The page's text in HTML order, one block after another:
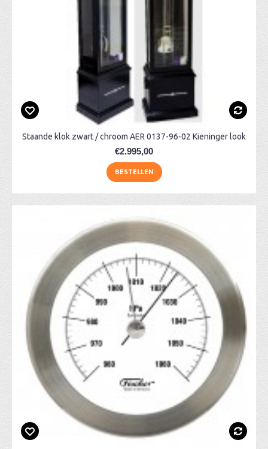
Staande klok zwart / chroom AER 0137-96-02 Kieninger look
€2.995,00
BESTELLEN